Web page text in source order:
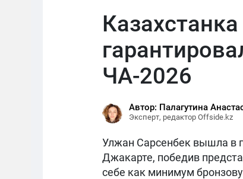
ЧА-2026
Автор: Палагутина
Эксперт, редактор Offside.kz
Улжан Сарсенбек вышла в
Джакарте, победив
себе как минимум